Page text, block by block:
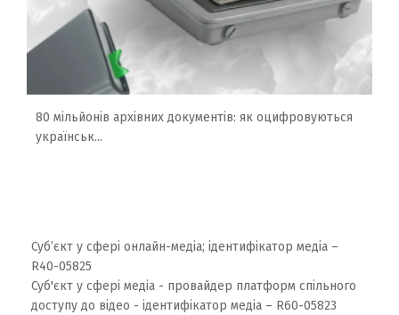
80 мільйонів архівних документів: як оцифровуються
українськ...
Суб’єкт у сфері онлайн-медіа; ідентифікатор медіа –
R40-05825
Суб'єкт у сфері медіа - провайдер платформ спільного
доступу до відео - ідентифікатор медіа – R60-05823